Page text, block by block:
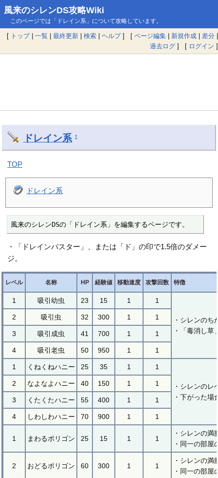
風来のシレンDS攻略Wiki
このページでは「ドレイン系」について攻略しています。
[ トップ| 一覧 | 最終更新 | 検索 | ヘルプ] [ ページ編集 | 新規作成 | 差分 |
過去ログ ] [ ログイン ]
ドレイン系 †
TOP
ドレイン系
風来のシレンDSの「ドレイン系」を編集するページです。
・「ドレインバスター」、または「ド」の印で1.5倍のダメー
ジ。
レベル 名称 HP 経験値 移動速度 攻撃回数 特徴
1 吸引幼虫 23 15 1 1
・シレンの
・「毒消し
2 吸引虫 32 300 1 1
3 吸引成虫 41 700 1 1
4 吸引老虫 50 950 1 1
1 くねくねハニー 25 35 1 1
・シレンの
・下がった
2 なよなよハニー 40 150 1 1
3 くたくたハニー 55 400 1 1
4 しわしわハニー 70 900 1 1
1 まわるポリゴン 25 15 1 1
・シレンの満
・同一の部
2 おどるポリゴン 60 300 1 1
・シレンの満
・同一の部